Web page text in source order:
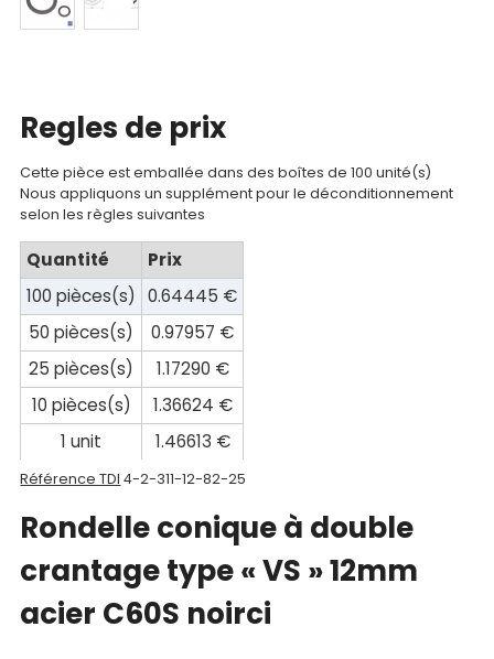
Contact
Regles de prix
Cette pièce est emballée dans des boîtes de 100 unité(s)
Nous appliquons un supplément pour le déconditionnement
selon les règles suivantes
Quantité
Prix
100 pièces(s)
0.64445 €
50 pièces(s)
0.97957 €
25 pièces(s)
1.17290 €
10 pièces(s)
1.36624 €
1 unit
1.46613 €
Référence TDI 4-2-311-12-82-25
Rondelle conique à double
crantage type « VS » 12mm
acier C60S noirci